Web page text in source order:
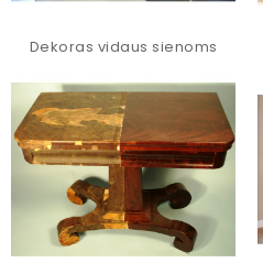
Dekoras vidaus sienoms